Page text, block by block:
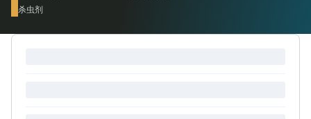
杀虫剂